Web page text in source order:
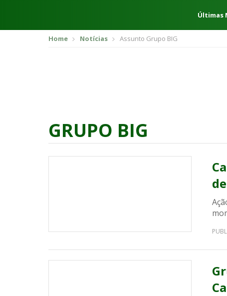
Últimas
Home Notícias Assunto Grupo BIG
GRUPO BIG